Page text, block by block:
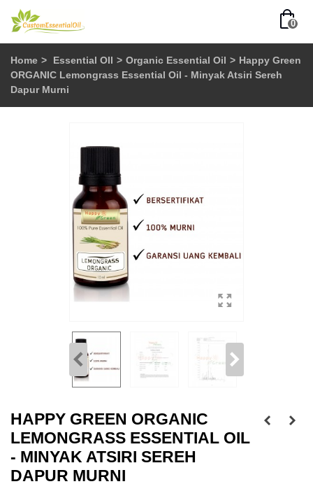
0
Home > Essential OIl > Organic Essential Oil > Happy Green
ORGANIC Lemongrass Essential Oil - Minyak Atsiri Sereh
Dapur Murni
HAPPY GREEN ORGANIC
LEMONGRASS ESSENTIAL OIL
- MINYAK ATSIRI SEREH
DAPUR MURNI